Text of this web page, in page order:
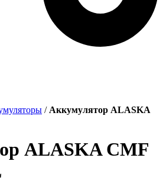
/ Аккумулятор ALASKA
ALASKA CMF